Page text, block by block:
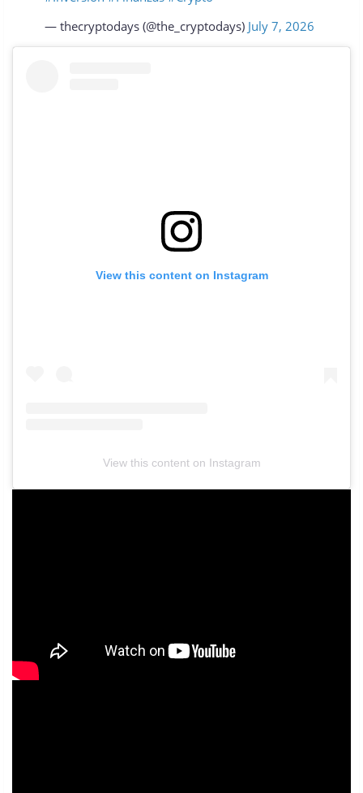
— thecryptodays (@the_cryptodays) July 7, 2026
View this content on Instagram
View this content on Instagram